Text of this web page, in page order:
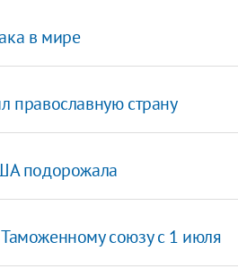
в мире
православную страну
подорожала
союзу с 1 июля